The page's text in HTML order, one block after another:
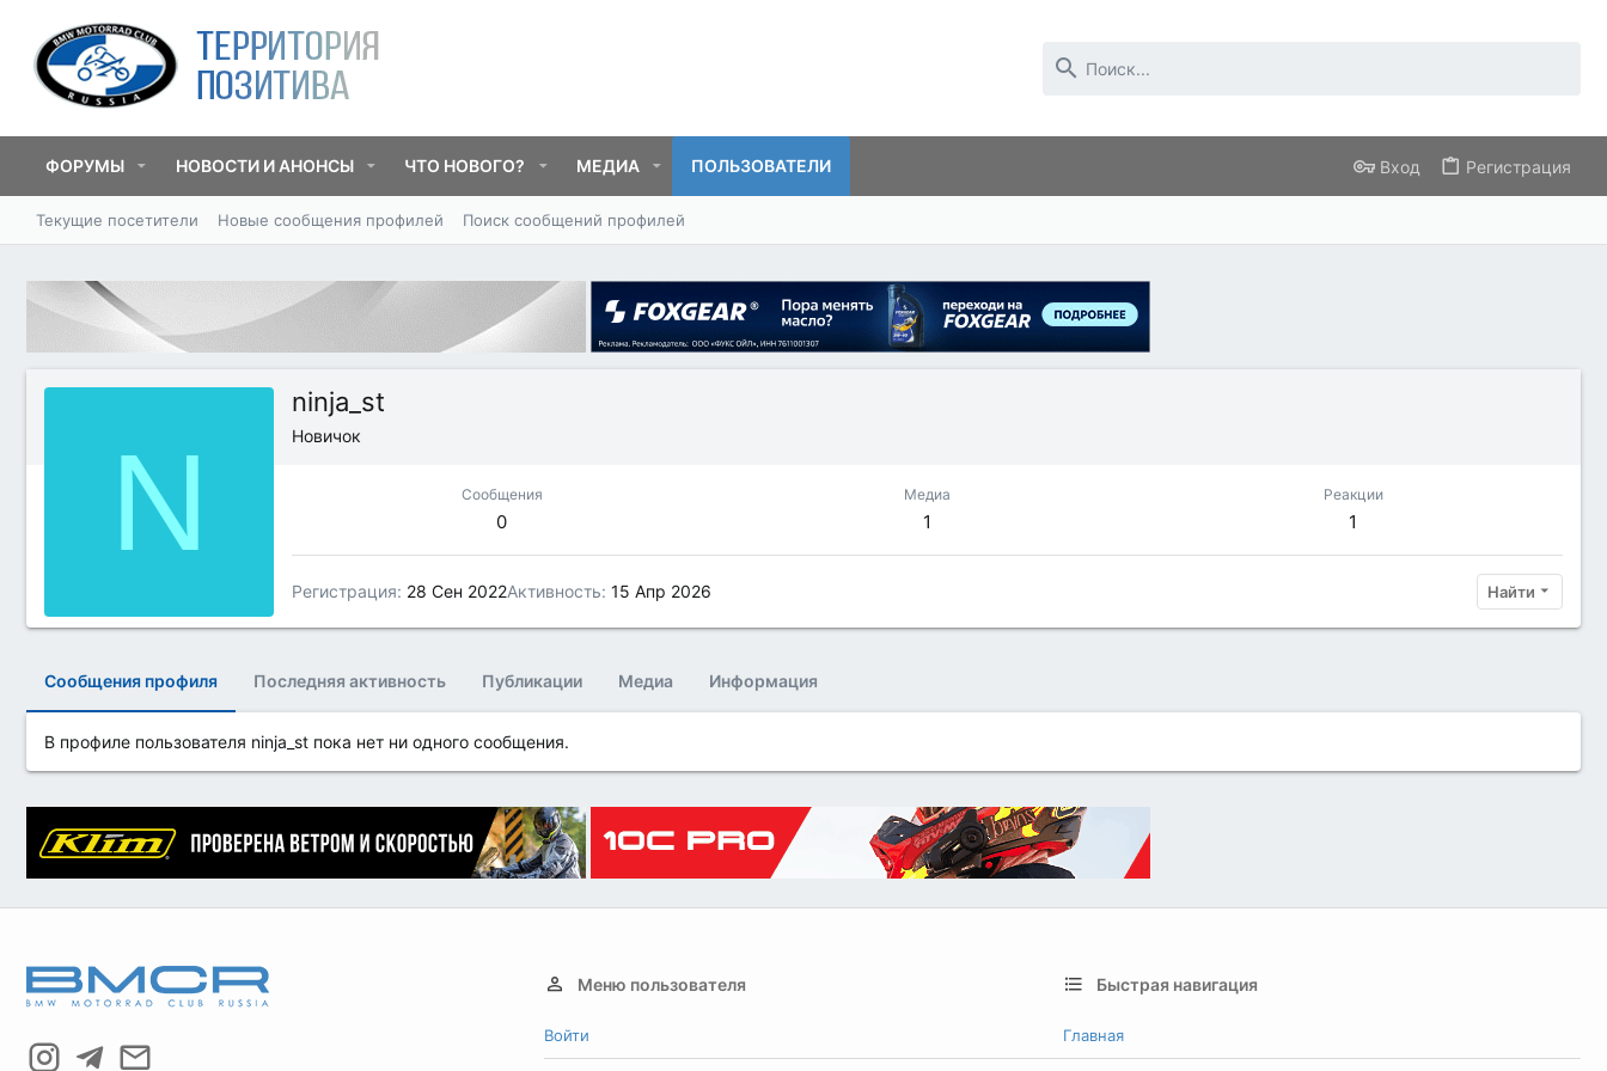
ФОРУМЫ НОВОСТИ И АНОНСЫ ЧТО НОВОГО? МЕДИА ПОЛЬЗОВАТЕЛИ Вход Регистрация
Текущие посетители Новые сообщения профилей Поиск сообщений профилей
N
ninja_st
Новичок
Сообщения
0
Медиа
1
Реакции
1
Регистрация 28 Сен 2022Активность 15 Апр 2026 Найти
Сообщения профиля Последняя активность Публикации Медиа Информация
В профиле пользователя ninja_st пока нет ни одного сообщения.
Меню пользователя
Войти
Быстрая навигация
Главная